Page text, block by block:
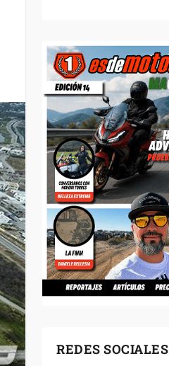
REDES SOCIALES